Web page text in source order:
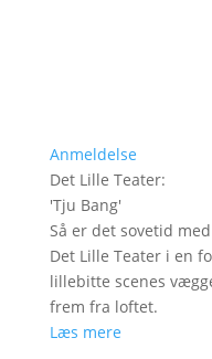
Anmeldelse
Det Lille Teater:
'Tju Bang'
Så er det sovetid
Det Lille Teater i en
lillebitte scenes
frem fra loftet.
Læs mere